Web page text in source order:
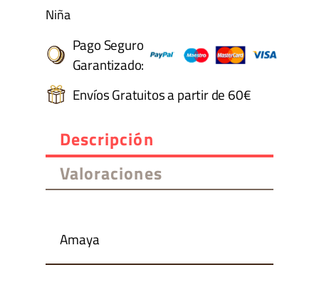
Niña
Pago Seguro
Garantizado:
Envíos Gratuitos a partir de 60€
Descripción
Valoraciones
Amaya